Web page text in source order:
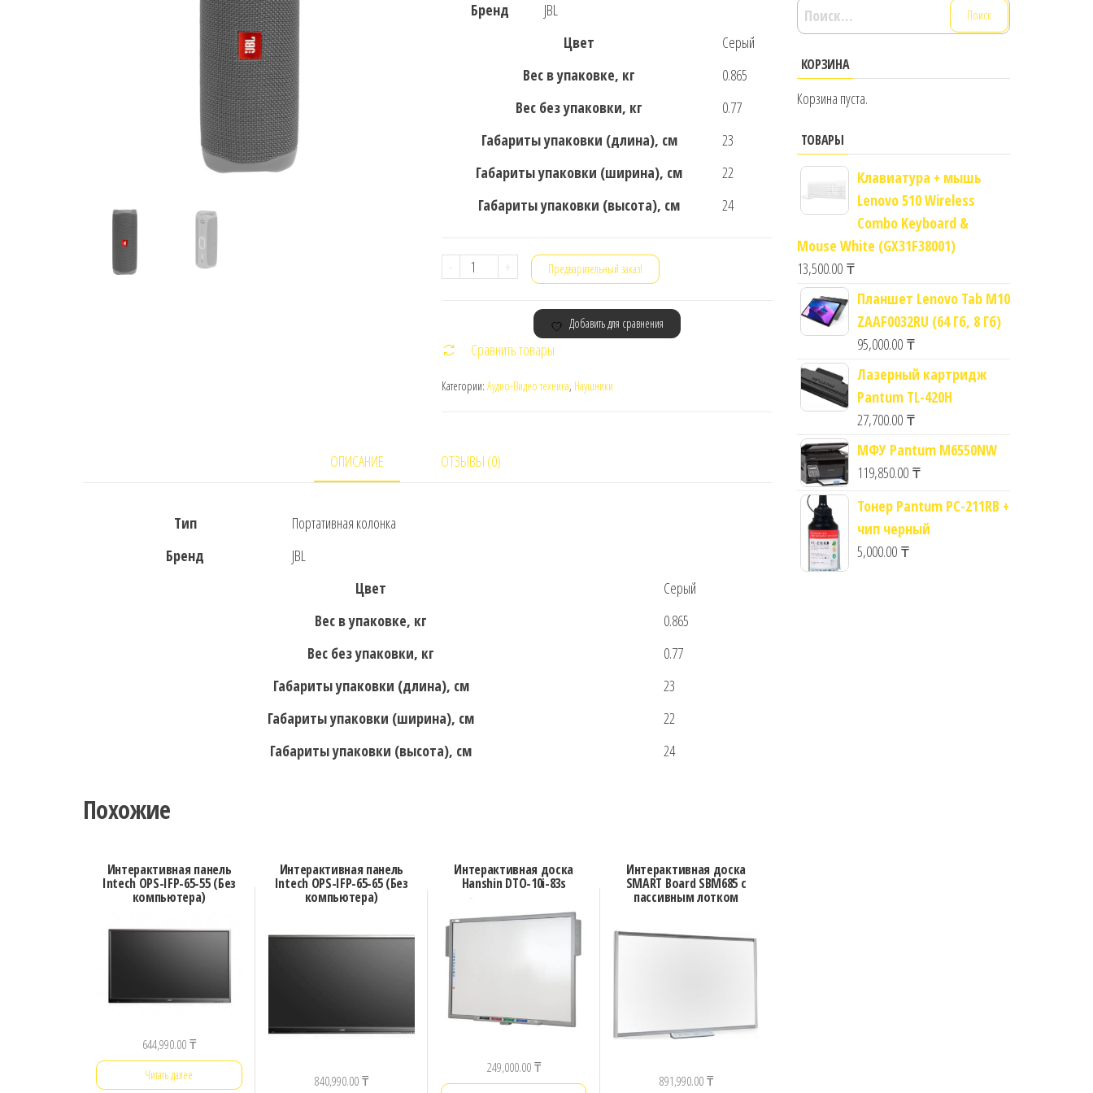
Бренд
JBL
Цвет
Серый
Вес в упаковке, кг
0.865
Вес без упаковки, кг
0.77
Габариты упаковки (длина), см
23
Габариты упаковки (ширина), см
22
Габариты упаковки (высота), см
24
-
Количество
Портативная
JBL
FLIP
+ Предварительный заказ!
Добавить для сравнения
Сравнить товары
Категории: Аудио-Видео техника, Наушники
ОПИСАНИЕ ОТЗЫВЫ (0)
Тип
Портативная колонка
Бренд
JBL
Цвет
Серый
Вес в упаковке, кг
0.865
Вес без упаковки, кг
0.77
Габариты упаковки (длина), см
23
Габариты упаковки (ширина), см
22
Габариты упаковки (высота), см
24
Похожие
Интерактивная панель
Intech OPS-IFP-65-55 (Без
компьютера)
644,990.00₸
Читать далее
Интерактивная панель
Intech OPS-IFP-65-65 (Без
компьютера)
840,990.00₸
Интерактивная доска
Hanshin DTO-10i-83s
249,000.00₸
Интерактивная доска
SMART Board SBM685 с
пассивным лотком
891,990.00₸
Найти:
КОРЗИНА
Корзина пуста.
ТОВАРЫ
Клавиатура + мышь
Lenovo 510 Wireless
Combo Keyboard &
Mouse White (GX31F38001)
13,500.00 ₸
Планшет Lenovo Tab M10
ZAAF0032RU (64 Гб, 8 Гб)
95,000.00 ₸
Лазерный картридж
Pantum TL-420H
27,700.00 ₸
МФУ Pantum M6550NW
119,850.00 ₸
Тонер Pantum PC-211RB +
чип черный
5,000.00 ₸